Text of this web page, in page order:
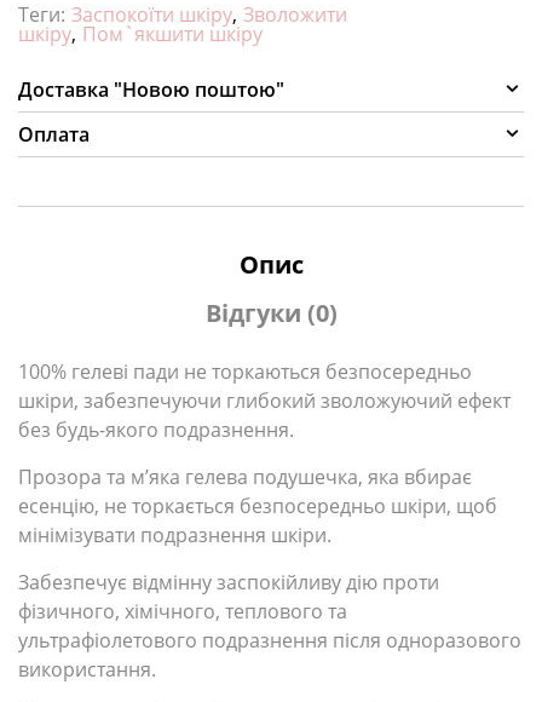
Теги: Заспокоїти шкіру, Зволожити
шкіру, Пом`якшити шкіру
Доставка "Новою поштою"
Оплата
Опис
Відгуки (0)
100% гелеві пади не торкаються безпосередньо
шкіри, забезпечуючи глибокий зволожуючий ефект
без будь-якого подразнення.
Прозора та м’яка гелева подушечка, яка вбирає
есенцію, не торкається безпосередньо шкіри, щоб
мінімізувати подразнення шкіри.
Забезпечує відмінну заспокійливу дію проти
фізичного, хімічного, теплового та
ультрафіолетового подразнення після одноразового
використання.